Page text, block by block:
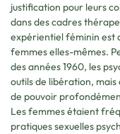
justification pour leurs
dans des cadres
expérientiel féminin est
femmes elles-mêmes.
des années 1960, les
outils de libération,
de pouvoir
Les femmes étaient
pratiques sexuelles